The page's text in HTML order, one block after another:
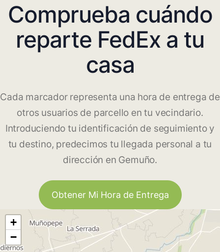
Comprueba cuándo
reparte FedEx a tu
casa
Cada marcador representa una hora de entrega de
otros usuarios de parcello en tu vecindario.
Introduciendo tu identificación de seguimiento y
tu destino, predecimos tu llegada personal a tu
dirección en Gemuño.
Obtener Mi Hora de Entrega
+
−